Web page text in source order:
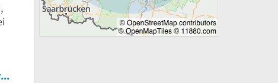
Gesundheit kommt von innen - Wir helfen Ihnen bei einer ausgewogenen und gesunden Ernährung